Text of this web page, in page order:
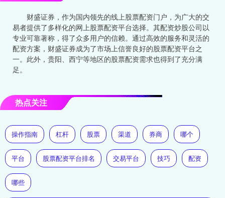
财盛证券，作为国内领先的线上股票配资门户，为广大的交
易者提供了多样化的网上股票配资平台选择。其配资炒股公司以
专业可靠著称，得了众多用户的信赖。通过高效的服务和灵活的
配资方案，财盛证券成为了市场上信誉良好的股票配资平台之
一。此外，贵阳、西宁等地区的股票配资需求也得到了充分满
足。
热点关注
操作指南 杠杆 股票 渠道 券商 哪个
平台 股票配资平台排名 交易平台 技巧 配资
哪些